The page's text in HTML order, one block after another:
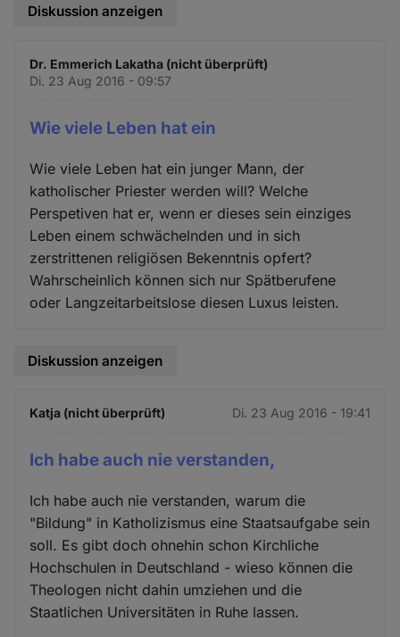
Diskussion anzeigen
Dr. Emmerich Lakatha (nicht überprüft)
Di. 23 Aug 2016 - 09:57
Wie viele Leben hat ein
Wie viele Leben hat ein junger Mann, der
katholischer Priester werden will? Welche
Perspetiven hat er, wenn er dieses sein einziges
Leben einem schwächelnden und in sich
zerstrittenen religiösen Bekenntnis opfert?
Wahrscheinlich können sich nur Spätberufene
oder Langzeitarbeitslose diesen Luxus leisten.
Diskussion anzeigen
Katja (nicht überprüft) Di. 23 Aug 2016 - 19:41
Ich habe auch nie verstanden,
Ich habe auch nie verstanden, warum die
"Bildung" in Katholizismus eine Staatsaufgabe sein
soll. Es gibt doch ohnehin schon Kirchliche
Hochschulen in Deutschland - wieso können die
Theologen nicht dahin umziehen und die
Staatlichen Universitäten in Ruhe lassen.